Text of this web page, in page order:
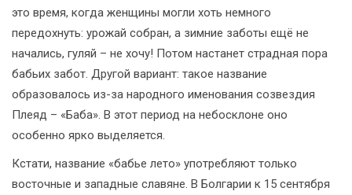
это время, когда женщины могли хоть немного
передохнуть: урожай собран, а зимние заботы ещё не
начались, гуляй – не хочу! Потом настанет страдная пора
бабьих забот. Другой вариант: такое название
образовалось из-за народного именования созвездия
Плеяд – «Баба». В этот период на небосклоне оно
особенно ярко выделяется.
Кстати, название «бабье лето» употребляют только
восточные и западные славяне. В Болгарии к 15 сентября